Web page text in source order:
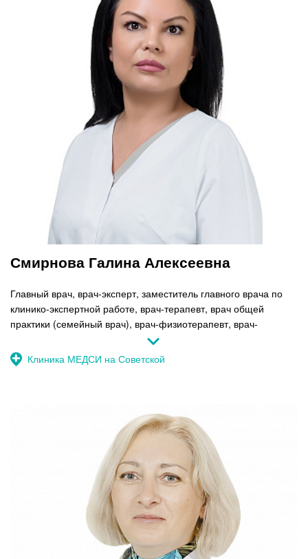
Смирнова Галина Алексеевна
Главный врач, врач-эксперт, заместитель главного врача по
клинико-экспертной работе, врач-терапевт, врач общей
практики (семейный врач), врач-физиотерапевт, врач-
Клиника МЕДСИ на Советской